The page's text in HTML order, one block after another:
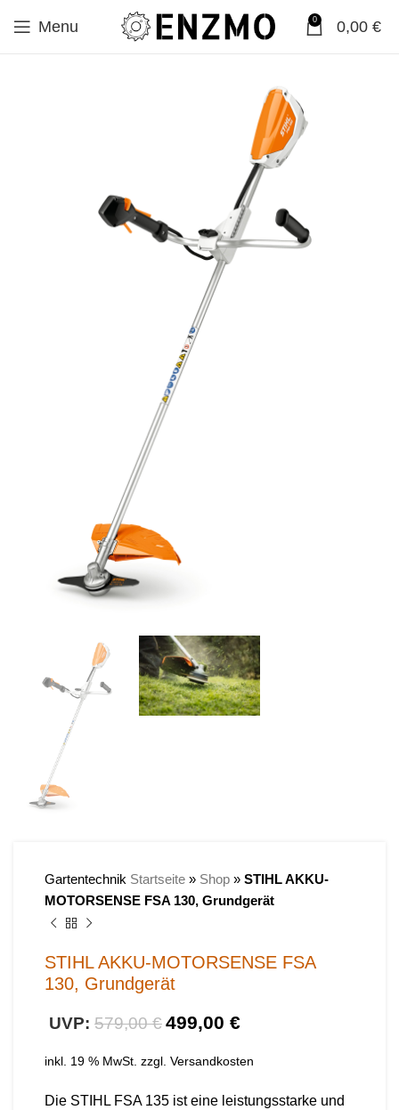
Menu 0 0,00 €
Gartentechnik Startseite » Shop » STIHL AKKU-
MOTORSENSE FSA 130, Grundgerät
STIHL AKKU-MOTORSENSE FSA
130, Grundgerät
579,00€499,00 €
inkl. 19 % MwSt. zzgl. Versandkosten
Die STIHL FSA 135 ist eine leistungsstarke und